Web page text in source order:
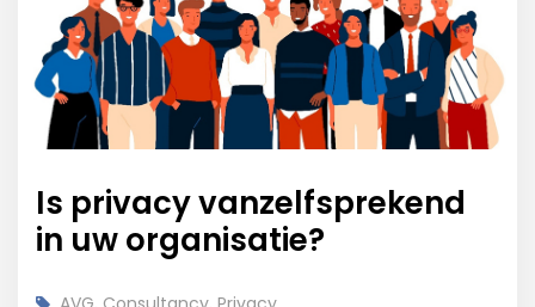
Is privacy vanzelfsprekend
in uw organisatie?